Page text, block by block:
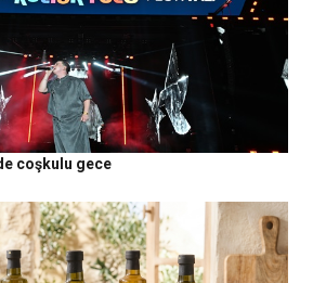
coşkulu gece